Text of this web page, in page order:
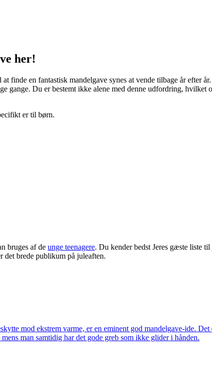
her!
finde en fantastisk mandelgave synes at vende tilbage år efter
gange. Du er bestemt ikke alene med denne udfordring, hvilket
er til børn.
bruges af de unge teenagere. Du kender bedst Jeres gæste liste
det brede publikum på juleaften.
mod ekstrem varme, er en eminent god mandelgave-ide.
man samtidig har det gode greb som ikke glider i hånden.